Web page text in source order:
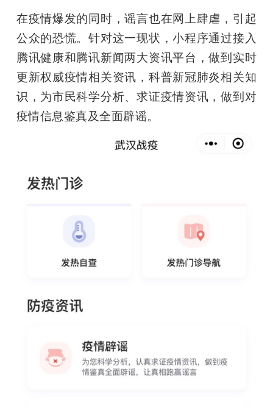
在疫情爆发的同时，谣言也在网上肆虐，引起
公众的恐慌。针对这一现状，小程序通过接入
腾讯健康和腾讯新闻两大资讯平台，做到实时
更新权威疫情相关资讯，科普新冠肺炎相关知
识，为市民科学分析、求证疫情资讯，做到对
疫情信息鉴真及全面辟谣。